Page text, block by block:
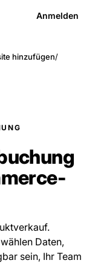
Anmelden
hinzufügen/
Daten,
sein, Ihr Team